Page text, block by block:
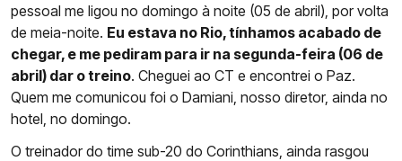
pessoal me ligou no domingo à noite (05 de abril), por volta
de meia-noite. Eu estava no Rio, tínhamos acabado de
chegar, e me pediram para ir na segunda-feira (06 de
abril) dar o treino. Cheguei ao CT e encontrei o Paz.
Quem me comunicou foi o Damiani, nosso diretor, ainda no
hotel, no domingo.
O treinador do time sub-20 do Corinthians, ainda rasgou